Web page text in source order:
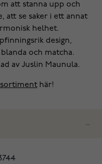
att stanna upp och
att se saker i ett annat
helhet.
design,
och matcha.
av Juslin Maunula.
här!